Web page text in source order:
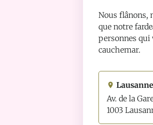
Nous flânons,
que notre
personnes qui
cauchemar.
Lausanne
Av. de la
1003